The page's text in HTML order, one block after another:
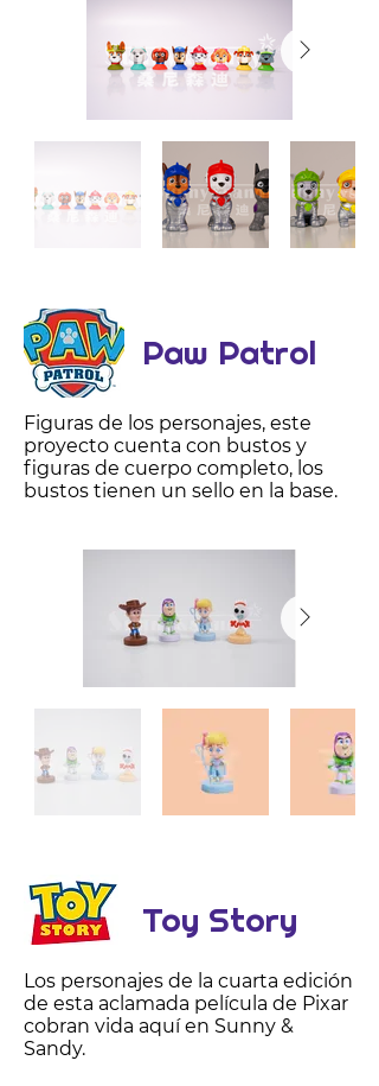
Paw Patrol
Figuras de los personajes, este
proyecto cuenta con bustos y
figuras de cuerpo completo, los
bustos tienen un sello en la base.
Toy Story
Los personajes de la cuarta edición
de esta aclamada película de Pixar
cobran vida aquí en Sunny &
Sandy.